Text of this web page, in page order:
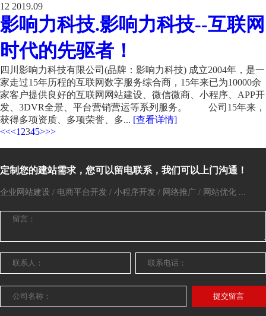
12 2019.09
影响力科技.影响力科技--互联网
时代的先驱者！
四川影响力科技有限公司(品牌：影响力科技) 成立2004年，是一
家走过15年历程的互联网数字服务综合商，15年来已为10000余
家客户提供良好的互联网网站建设、微信微商、小程序、APP开
发、3DVR全景、平台营销营运等系列服务。 公司15年来，
获得多项资质、多项荣誉、多... [查看详情]
<<<1 2345>>>
定制您的建站需求，您可以留电联系，我们可以上门沟通！
企业网站建设 / 电商平台开发 / 小程序开发 / 网络推广 / 网站优化 ...
提交留言